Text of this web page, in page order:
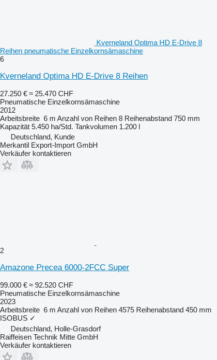
Kverneland Optima HD E-Drive 8
Reihen pneumatische Einzelkornsämaschine
6
Kverneland Optima HD E-Drive 8 Reihen
27.250 € ≈ 25.470 CHF
Pneumatische Einzelkornsämaschine
2012
Arbeitsbreite 6 m Anzahl von Reihen 8 Reihenabstand 750 mm
Kapazität 5.450 ha/Std. Tankvolumen 1.200 l
Deutschland, Kunde
Merkantil Export-Import GmbH
Verkäufer kontaktieren
2
Amazone Precea 6000-2FCC Super
99.000 € ≈ 92.520 CHF
Pneumatische Einzelkornsämaschine
2023
Arbeitsbreite 6 m Anzahl von Reihen 4575 Reihenabstand 450 mm
ISOBUS ✓
Deutschland, Holle-Grasdorf
Raiffeisen Technik Mitte GmbH
Verkäufer kontaktieren